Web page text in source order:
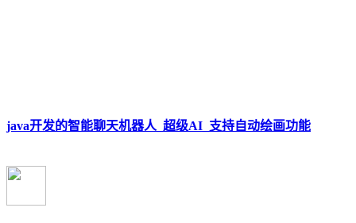
java开发的智能聊天机器人_超级AI_支持自动绘画功能